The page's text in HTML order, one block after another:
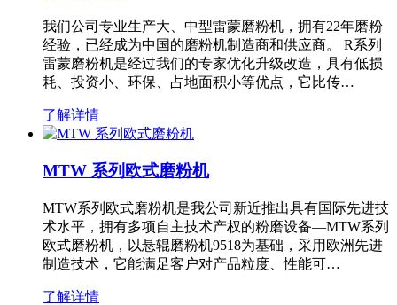
我们公司专业生产大、中型雷蒙磨粉机，拥有22年磨粉
经验，已经成为中国的磨粉机制造商和供应商。 R系列
雷蒙磨粉机是经过我们的专家优化升级改造，具有低损
耗、投资小、环保、占地面积小等优点，它比传…
了解详情
MTW 系列欧式磨粉机
MTW系列欧式磨粉机是我公司新近推出具有国际先进技
术水平，拥有多项自主技术产权的粉磨设备—MTW系列
欧式磨粉机，以悬辊磨粉机9518为基础，采用欧洲先进
制造技术，它能满足客户对产品粒度、性能可…
了解详情